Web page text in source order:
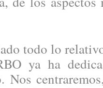
todo lo relativo
ya ha
Nos